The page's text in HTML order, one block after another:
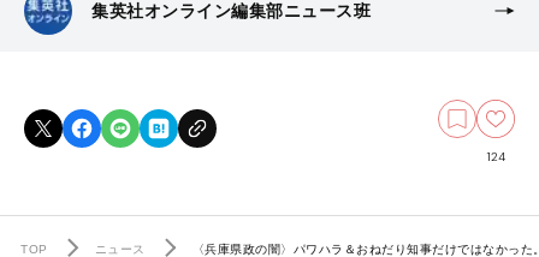
集英社オンライン編集部ニュース班
124
TOP ニュース 〈兵庫県政の闇〉パワハラ＆おねだり知事だけではなかっ